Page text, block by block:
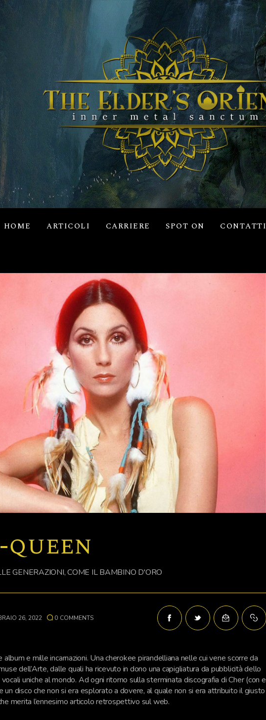
HOME ARTICOLI CARRIERE SPOT ON CONTATTI
queen
GENERAZIONI, COME IL BAMBINO D'ORO
26, 2022 0 COMMENTS
e mille incarnazioni. Una cherokee pirandelliana nelle cui vene scorre da
dell’Arte, dalle quali ha ricevuto in dono una capigliatura da pubblicità dello
uniche al mondo. Ad ogni ritorno sulla sterminata discografia di Cher (con e
un disco che non si era esplorato a dovere, al quale non si era attribuito il giusto
merita l’ennesimo articolo retrospettivo sul web.